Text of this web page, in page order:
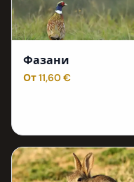
Фазани
От 11,60 €